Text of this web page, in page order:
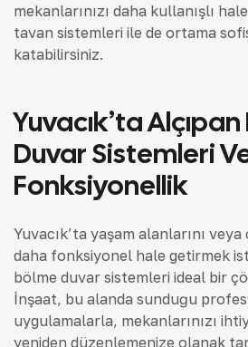
mekanlarınızı daha kullanışlı
tavan sistemleri ile de ortama
katabilirsiniz.
Yuvacık’ta
Duvar Sistemleri
Fonksiyonellik
Yuvacık’ta yaşam alanlarını veya
daha fonksiyonel hale getirmek
bölme duvar sistemleri ideal bir
İnşaat, bu alanda sunduğu
uygulamalarla, mekanlarınızı
yeniden düzenlemenize olanak